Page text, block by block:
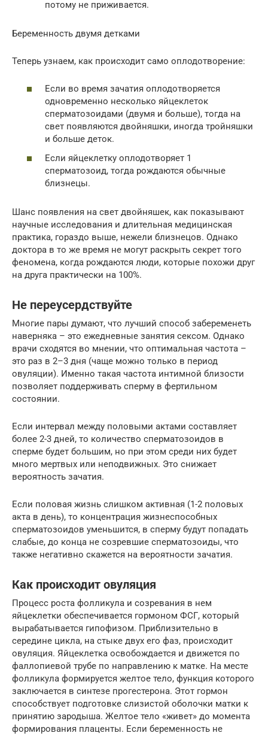
потому не приживается.
Беременность двумя детками
Теперь узнаем, как происходит само оплодотворение:
Если во время зачатия оплодотворяется
одновременно несколько яйцеклеток
сперматозоидами (двумя и больше), тогда на
свет появляются двойняшки, иногда тройняшки
и больше деток.
Если яйцеклетку оплодотворяет 1
сперматозоид, тогда рождаются обычные
близнецы.
Шанс появления на свет двойняшек, как показывают
научные исследования и длительная медицинская
практика, гораздо выше, нежели близнецов. Однако
доктора в то же время не могут раскрыть секрет того
феномена, когда рождаются люди, которые похожи друг
на друга практически на 100%.
Не переусердствуйте
Многие пары думают, что лучший способ забеременеть
наверняка – это ежедневные занятия сексом. Однако
врачи сходятся во мнении, что оптимальная частота –
это раз в 2–3 дня (чаще можно только в период
овуляции). Именно такая частота интимной близости
позволяет поддерживать сперму в фертильном
состоянии.
Если интервал между половыми актами составляет
более 2-3 дней, то количество сперматозоидов в
сперме будет большим, но при этом среди них будет
много мертвых или неподвижных. Это снижает
вероятность зачатия.
Если половая жизнь слишком активная (1-2 половых
акта в день), то концентрация жизнеспособных
сперматозоидов уменьшится, в сперму будут попадать
слабые, до конца не созревшие сперматозоиды, что
также негативно скажется на вероятности зачатия.
Как происходит овуляция
Процесс роста фолликула и созревания в нем
яйцеклетки обеспечивается гормоном ФСГ, который
вырабатывается гипофизом. Приблизительно в
середине цикла, на стыке двух его фаз, происходит
овуляция. Яйцеклетка освобождается и движется по
фаллопиевой трубе по направлению к матке. На месте
фолликула формируется желтое тело, функция которого
заключается в синтезе прогестерона. Этот гормон
способствует подготовке слизистой оболочки матки к
принятию зародыша. Желтое тело «живет» до момента
формирования плаценты. Если беременность не